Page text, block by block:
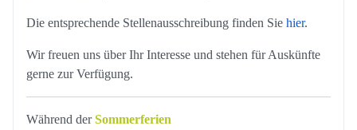
Die entsprechende Stellenausschreibung finden Sie hier.
Wir freuen uns über Ihr Interesse und stehen für Auskünfte
gerne zur Verfügung.
Während derSommerferien